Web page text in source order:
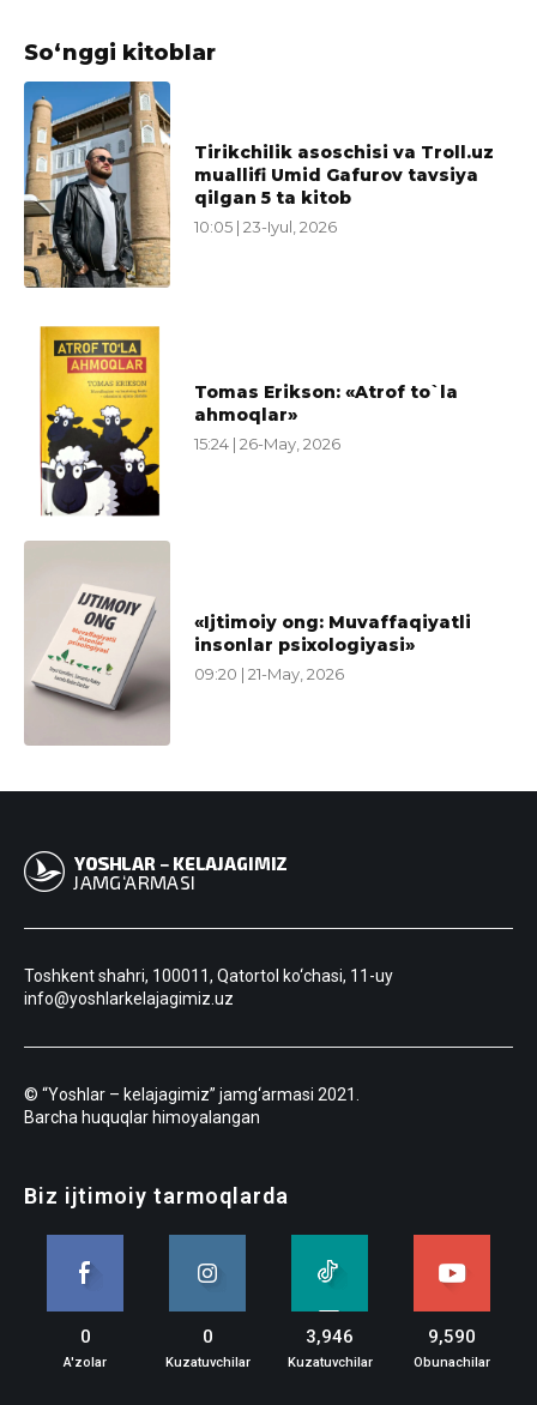
So‘nggi kitoblar
Tirikchilik asoschisi va Troll.uz
muallifi Umid Gafurov tavsiya
qilgan 5 ta kitob
10:05 | 23-Iyul, 2026
Tomas Erikson: «Atrof to`la
ahmoqlar»
15:24 | 26-May, 2026
«Ijtimoiy ong: Muvaffaqiyatli
insonlar psixologiyasi»
09:20 | 21-May, 2026
Toshkent shahri, 100011, Qatortol ko‘chasi, 11-uy
info@yoshlarkelajagimiz.uz
© “Yoshlar – kelajagimiz” jamg‘armasi 2021.
Barcha huquqlar himoyalangan
Biz ijtimoiy tarmoqlarda
0
A'zolar
0
Kuzatuvchilar
3,946
Kuzatuvchilar
9,590
Obunachilar